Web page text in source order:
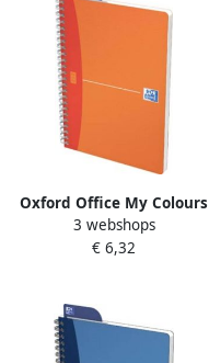
Oxford Office My Colours
spiraalschrift 180
bladzijden ft A5 gelijnd
3 webshops
€ 6,32